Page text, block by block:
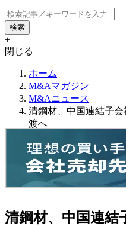
+
閉じる
ホーム
M&Aマガジン
M&Aニュース
清鋼材、中国連結子
渡へ
清鋼材、中国連結